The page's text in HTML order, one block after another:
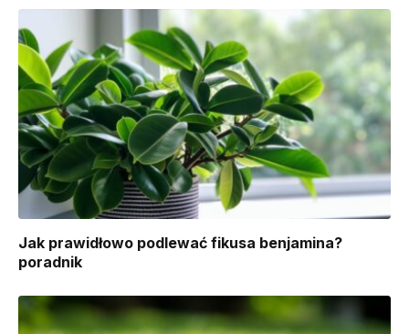
Jak prawidłowo podlewać fikusa benjamina?
poradnik